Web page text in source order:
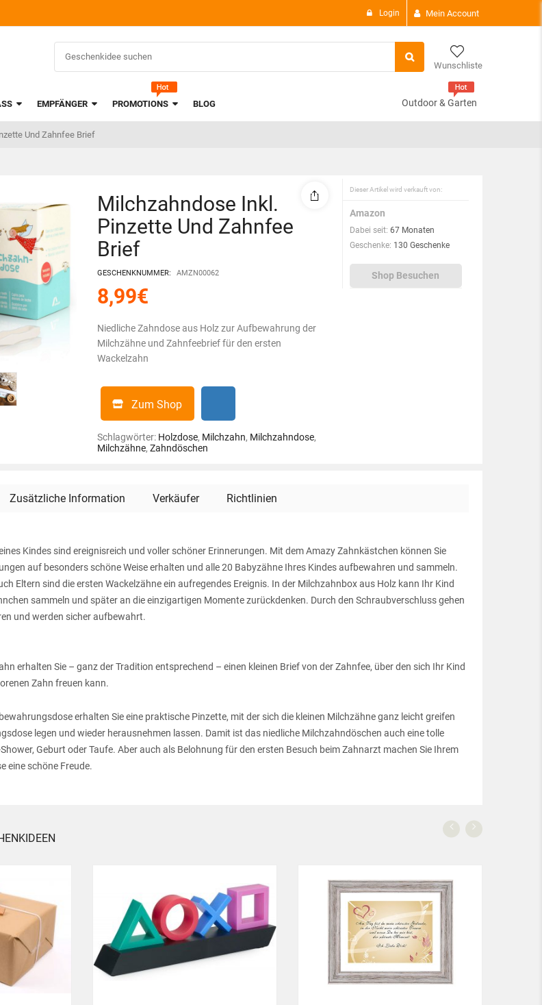
Login Mein Account
Wunschliste
EMPFÄNGER PROMOTIONS BLOG Outdoor & Garten
Und Zahnfee Brief
Milchzahndose Inkl.
Pinzette Und Zahnfee
Brief
GESCHENKNUMMER: AMZN00062
8,99€
Niedliche Zahndose aus Holz zur Aufbewahrung der
Milchzähne und Zahnfeebrief für den ersten
Wackelzahn
Zum Shop
Schlagwörter: Holzdose, Milchzahn, Milchzahndose,
Milchzähne, Zahndöschen
Dieser Artikel wird verkauft von:
Amazon
Dabei seit: 67 Monaten
Geschenke: 130 Geschenke
Shop Besuchen
Zusätzliche Information Verkäufer Richtlinien
Kindes sind ereignisreich und voller schöner Erinnerungen. Mit dem Amazy Zahnkästchen können Sie
auf besonders schöne Weise erhalten und alle 20 Babyzähne Ihres Kindes aufbewahren und sammeln.
Eltern sind die ersten Wackelzähne ein aufregendes Ereignis. In der Milchzahnbox aus Holz kann Ihr Kind
sammeln und später an die einzigartigen Momente zurückdenken. Durch den Schraubverschluss gehen
und werden sicher aufbewahrt.
erhalten Sie – ganz der Tradition entsprechend – einen kleinen Brief von der Zahnfee, über den sich Ihr Kind
Zahn freuen kann.
erhalten Sie eine praktische Pinzette, mit der sich die kleinen Milchzähne ganz leicht greifen
legen und wieder herausnehmen lassen. Damit ist das niedliche Milchzahndöschen auch eine tolle
Geburt oder Taufe. Aber auch als Belohnung für den ersten Besuch beim Zahnarzt machen Sie Ihrem
eine schöne Freude.
There are0